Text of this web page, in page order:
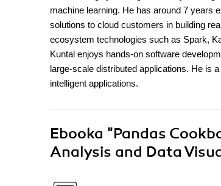
machine learning. He has around 7 years
solutions to cloud customers in building
ecosystem technologies such as Spark,
Kuntal enjoys hands-on software
large-scale distributed applications. He is
intelligent applications.
Ebooka "Pandas
Analysis and Data